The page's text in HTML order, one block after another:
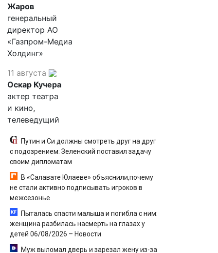
Жаров
генеральный
директор АО
«Газпром-Медиа
Холдинг»
11 августа
Оскар Кучера
актер театра
и кино,
телеведущий
Путин и Си должны смотреть друг на друг
с подозрением: Зеленский поставил задачу
своим дипломатам
В «Салавате Юлаеве» объяснили,почему
не стали активно подписывать игроков в
межсезонье
Пыталась спасти малыша и погибла с ним:
женщина разбилась насмерть на глазах у
детей 06/08/2026 – Новости
Муж выломал дверь и зарезал жену из-за